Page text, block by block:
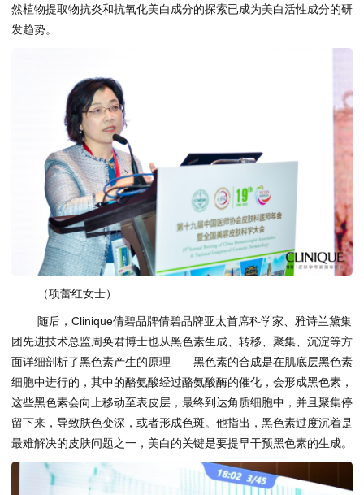
然植物提取物抗炎和抗氧化美白成分的探索已成为美白活性成分的研
发趋势。
（项蕾红女士）
随后，Clinique倩碧品牌倩碧品牌亚太首席科学家、雅诗兰黛集
团先进技术总监周奂君博士也从黑色素生成、转移、聚集、沉淀等方
面详细剖析了黑色素产生的原理——黑色素的合成是在肌底层黑色素
细胞中进行的，其中的酪氨酸经过酪氨酸酶的催化，会形成黑色素，
这些黑色素会向上移动至表皮层，最终到达角质细胞中，并且聚集停
留下来，导致肤色变深，或者形成色斑。他指出，黑色素过度沉着是
最难解决的皮肤问题之一，美白的关键是要提早干预黑色素的生成。